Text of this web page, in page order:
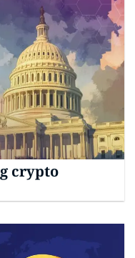
crypto